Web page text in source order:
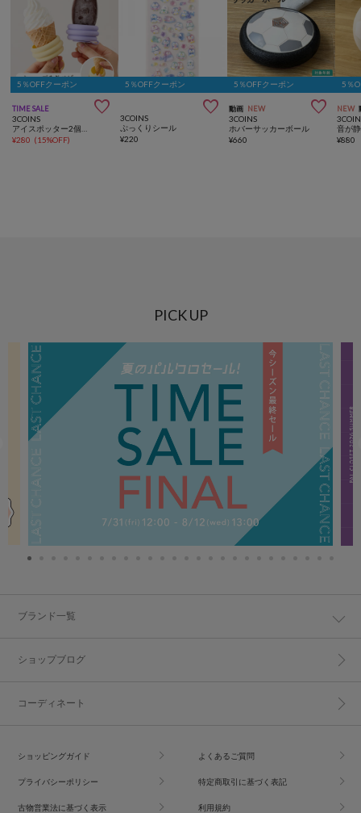
5％OFFクーポン
TIME SALE 
3COINS
¥280 (15%OFF)
5％OFFクーポン

3COINS
ぷっくりシール
¥220
5％OFFクーポン
動画 NEW 
3COINS
ホバーサッカーボール
¥660
5％
NEW
音が
¥880
PICK UP
ブランド一覧
ショップブログ
コーディネート
ショッピングガイド よくあるご質問
プライバシーポリシー 特定商取引に基づく表記
古物営業法に基づく表示 利用規約